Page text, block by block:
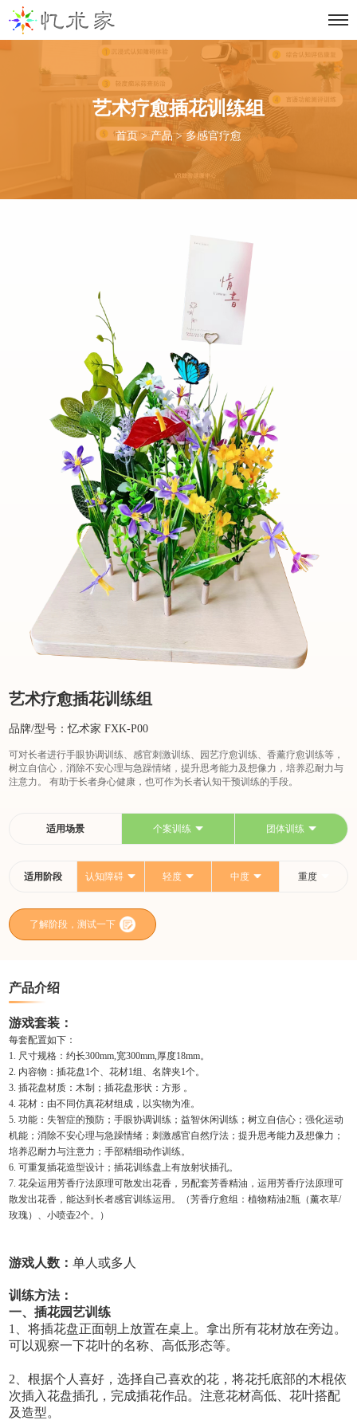
艺术疗愈插花训练组
首页> 产品> 多感官疗愈
艺术疗愈插花训练组
品牌/型号：忆术家 FXK-P00
可对长者进行手眼协调训练、感官刺激训练、园艺疗愈训练、香薰疗愈训练等，
树立自信心，消除不安心理与急躁情绪，提升思考能力及想像力，培养忍耐力与
注意力。 有助于长者身心健康，也可作为长者认知干预训练的手段。
适用场景 个案训练 团体训练
适用阶段 认知障碍 轻度 中度 重度
了解阶段，测试一下
产品介绍
游戏套装：
每套配置如下：
1. 尺寸规格：约长300mm,宽300mm,厚度18mm。
2. 内容物：插花盘1个、花材1组、名牌夹1个。
3. 插花盘材质：木制；插花盘形状：方形 。
4. 花材：由不同仿真花材组成，以实物为准。
5. 功能：失智症的预防；手眼协调训练；益智休闲训练；树立自信心；强化运动
机能；消除不安心理与急躁情绪；刺激感官自然疗法；提升思考能力及想像力；
培养忍耐力与注意力；手部精细动作训练。
6. 可重复插花造型设计；插花训练盘上有放射状插孔。
7. 花朵运用芳香疗法原理可散发出花香，另配套芳香精油，运用芳香疗法原理可
散发出花香，能达到长者感官训练运用。
（芳香疗愈组：植物精油2瓶（薰衣草/
玫瑰）、小喷壶2个。）
游戏人数：单人或多人
训练方法：
一、插花园艺训练
1、将插花盘正面朝上放置在桌上。拿出所有花材放在旁边。
可以观察一下花叶的名称、高低形态等。
2、根据个人喜好，选择自己喜欢的花，将花托底部的木棍依
次插入花盘插孔，完成插花作品。注意花材高低、花叶搭配
及造型。